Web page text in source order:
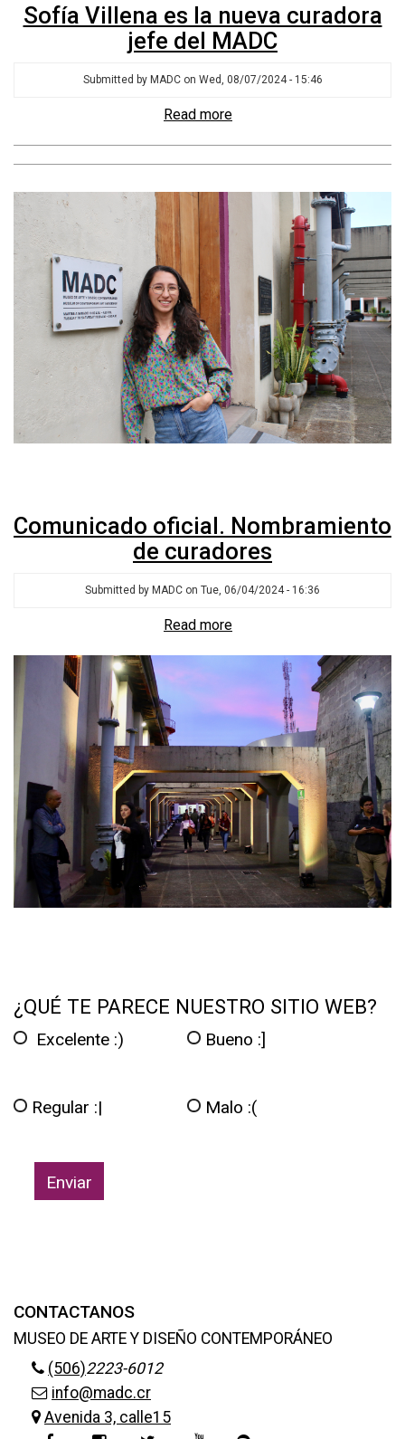
Sofía Villena es la nueva curadora
jefe del MADC
Submitted by MADCon Wed, 08/07/2024 - 15:46
Read more
Villena
nueva
curadora
MADC
Comunicado oficial. Nombramiento
de curadores
Submitted by MADC on Tue, 06/04/2024 - 16:36
Read more
Nombramiento
curadores
¿QUÉ TE PARECE NUESTRO SITIO WEB?
Excelente :) Bueno :]
Regular :| Malo :(
CONTACTANOS
MUSEO DE ARTE Y DISEÑO CONTEMPORÁNEO
(506)2223-6012
info@madc.cr
Avenida 3, calle15